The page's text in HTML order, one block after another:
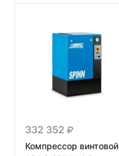
332 352
Компрессор винтовой